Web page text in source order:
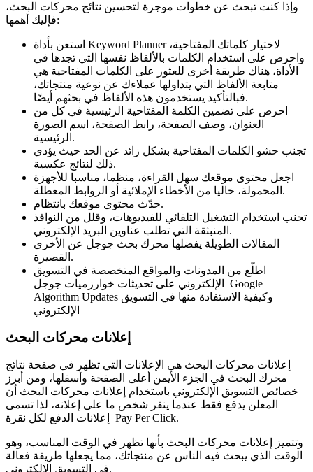
وإذا كنت تبحث عن خطوات موجزة لتحسين نتائج محركات البحث،
فإليك أهمها:
استعن بأداة Keyword Planner لاختيار كلماتك المفتاحية،
واحرص على استخدام الكلمات بالألفاظ نفسها التي تجدها في
الأداة، هناك طريقة أخرى للعثور على الكلمات المفتاحية هي
متابعة الألفاظ التي يتداولها عملاءك عن نوعية منتجاتك،
فبالتأكيد يستخدمون هذه الألفاظ في بحثهم أيضًا.
احرص على تضمين الكلمة المفتاحية الرئيسية في كل من
العنوان، وصف الصفحة، رابط الصفحة، اسم الصورة
الرئيسية.
تجنب حشو الكلمات المفتاحية بشكل زائد عن الحد حيث يؤدي
ذلك لنتائج عكسية.
اجعل محتوى موقعك سهل القراءة، منظما، مناسبا للأجهزة
المحمولة، خاليا من الأخطاء الإملائية أو الروابط المعطلة.
حدّث محتوى موقعك بانتظام.
تجنب استخدام التشغيل التلقائي للفيديوهات، وقلل من النوافذ
المنبثقة التي تطلب عناوين البريد الإلكتروني.
المقالات الطويلة يفضلها محرك بحث جوجل عن الأخرى
القصيرة.
اطلّع من المدونات والمواقع المتخصصة في التسويق
الإلكتروني على تحديثات خوارزميات جوجل Google
Algorithm Updates وكيفية الاستفادة منها في التسويق
الإلكتروني
إعلانات محركات البحث
إعلانات محركات البحث هي الإعلانات التي تظهر في صفحة نتائج
محرك البحث في الجزء الأيمن أعلى الصفحة وأسفلها، ومن أبرز
خصائص التسويق الإلكتروني باستخدام إعلانات محركات البحث أن
المعلن يدفع فقط عندما ينقر شخص ما على إعلانه، لذا تسمى
إعلانات الدفع لكل نقرة Pay Per Click.
وتتميز إعلانات محركات البحث بأنها تظهر في الوقت المناسب، وهو
الوقت الذي يبحث فيه الناس عن منتجاتك، مما يجعلها طريقة فعالة
في التسويق الإلكتروني.